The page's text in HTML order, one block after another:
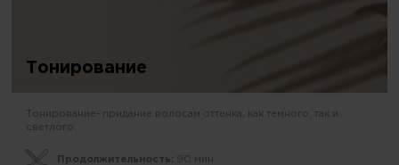
Тонирование
Тонирование- придание волосам оттенка, как темного, так и
светлого.
Продолжительность: 90 мин.